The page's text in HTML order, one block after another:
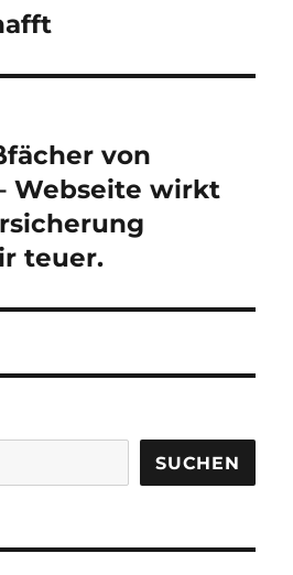
von
Webseite wirkt
teuer.
SUCHEN